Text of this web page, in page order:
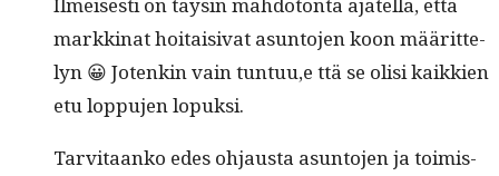
markki­nat hoitaisi­vat asun­to­jen koon määrit­te­
lyn 😀 Jotenkin vain tuntuu,e ttä se olisi kaikkien
etu lop­pu­jen lopuksi.
Tarvi­taanko edes ohjaus­ta asun­to­jen ja toimis­